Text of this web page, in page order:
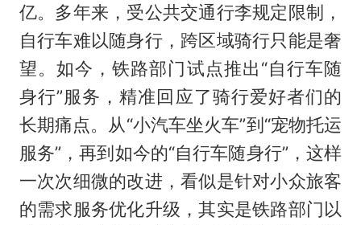
亿。多年来，受公共交通行李规定限制，
自行车难以随身行，跨区域骑行只能是奢
望。如今，铁路部门试点推出“自行车随
身行”服务，精准回应了骑行爱好者们的
长期痛点。从“小汽车坐火车”到“宠物托运
服务”，再到如今的“自行车随身行”，这样
一次次细微的改进，看似是针对小众旅客
的需求服务优化升级，其实是铁路部门以